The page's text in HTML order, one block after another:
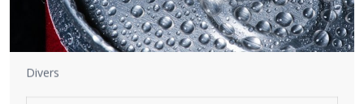
Divers